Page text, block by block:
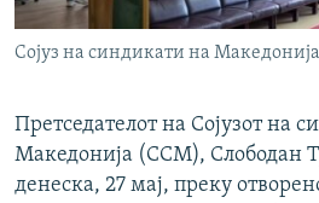
Сојуз на синдикати на
Претседателот на Сојузот на
Македонија (ССМ), Слободан
денеска, 27 мај, преку